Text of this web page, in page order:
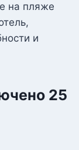
на пляже
и
25